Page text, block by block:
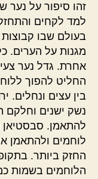
זהו סיפור על
למד לקחים
בעולם שבו
מגנות על הערים.
אחרת. גדל נער
החליט להפוך
בין עצים ונחלים.
נשק ישנים וחלקם
להתאמן.
לוחמים ולהתאמן
החזק ביותר.
הלוחמים בשמות